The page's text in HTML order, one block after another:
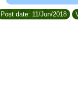
Post date: 11/Jun/2018